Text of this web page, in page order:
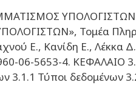
ΥΠΟΛΟΓΙΣΤΩΝ
Τομέα
Ε., Κανίδη Ε.,
06-5653-4. ΚΕΦΑΛΑΙΟ
3.1.1 Τύποι δεδομένων